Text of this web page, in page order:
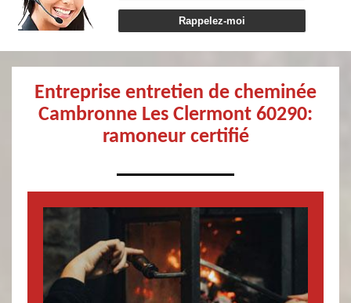
Entreprise entretien de cheminée
Cambronne Les Clermont 60290:
ramoneur certifié